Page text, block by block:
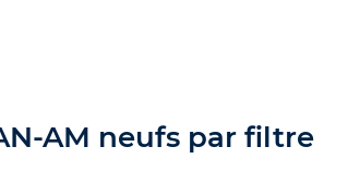
AM neufs par filtre